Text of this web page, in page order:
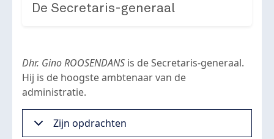
De Secretaris-generaal
Dhr. Gino ROOSENDANS is de Secretaris-generaal.
Hij is de hoogste ambtenaar van de
administratie.
Zijn opdrachten